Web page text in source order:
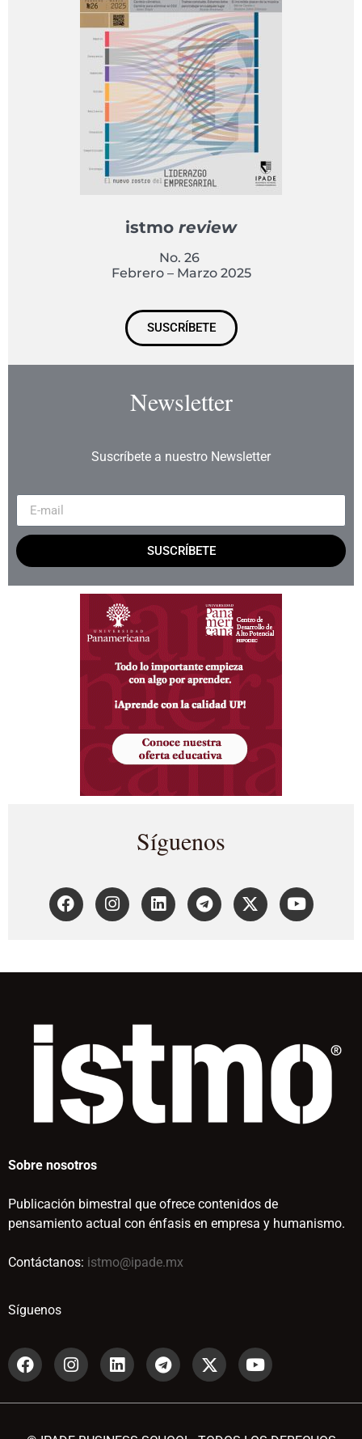
istmo review
No. 26
Febrero – Marzo 2025
SUSCRÍBETE
Newsletter
Suscríbete a nuestro Newsletter
SUSCRÍBETE
Síguenos
Sobre nosotros
Publicación bimestral que ofrece contenidos de
pensamiento actual con énfasis en empresa y humanismo.
Contáctanos: istmo@ipade.mx
Síguenos